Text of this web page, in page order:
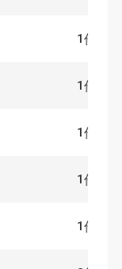
1件
1件
1件
1件
1件